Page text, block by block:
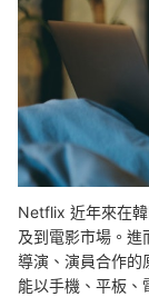
Netflix 近年來在
及到電影市場。進
導演、演員合作的
能以手機、平板、